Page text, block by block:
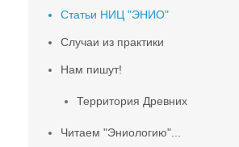
Статьи НИЦ "ЭНИО"
Случаи из практики
Нам пишут!
Территория Древних
Читаем "Эниологию"...